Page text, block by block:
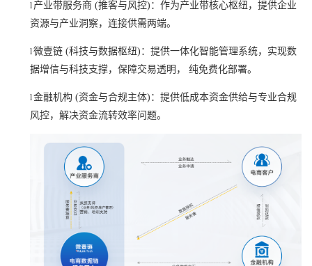
l 产业带服务商 (推客与风控)：作为产业带核心枢纽，提供企业
资源与产业洞察，连接供需两端。
l微壹链 (科技与数据枢纽)：提供一体化智能管理系统，实现数
据增信与科技支撑，保障交易透明， 纯免费化部署。
l金融机构 (资金与合规主体)：提供低成本资金供给与专业合规
风控，解决资金流转效率问题。